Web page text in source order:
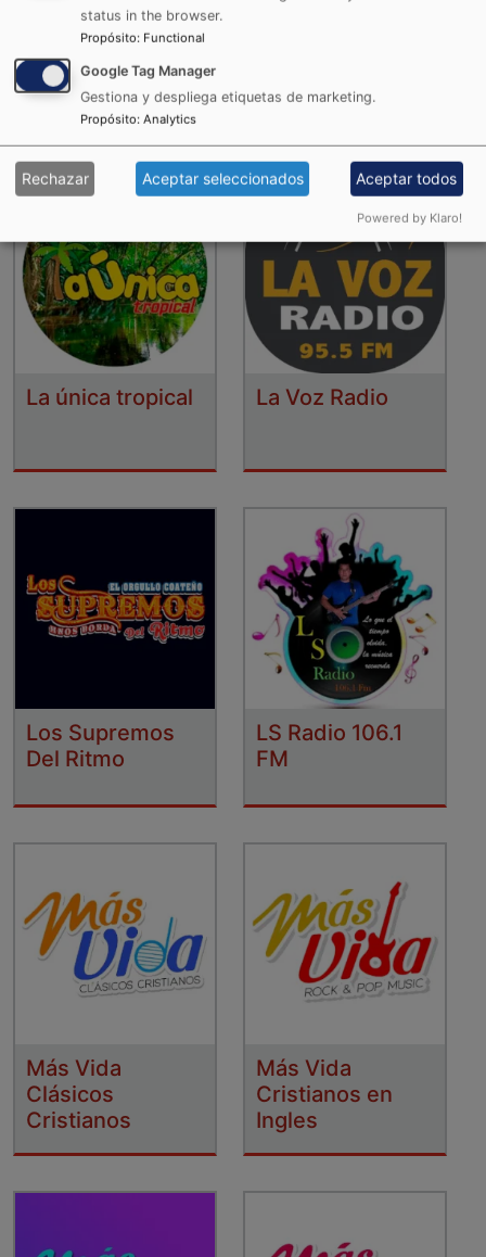
La Karibeña
La única tropical La Voz Radio
Los Supremos
Del Ritmo
LS Radio 106.1
FM
Más Vida
Clásicos
Cristianos
Más Vida
Cristianos en
Ingles
status in the browser.
Propósito: Functional
Google Tag Manager
Gestiona y despliega etiquetas de marketing.
Propósito: Analytics
Rechazar Aceptar seleccionados Aceptar todos
Powered by Klaro!